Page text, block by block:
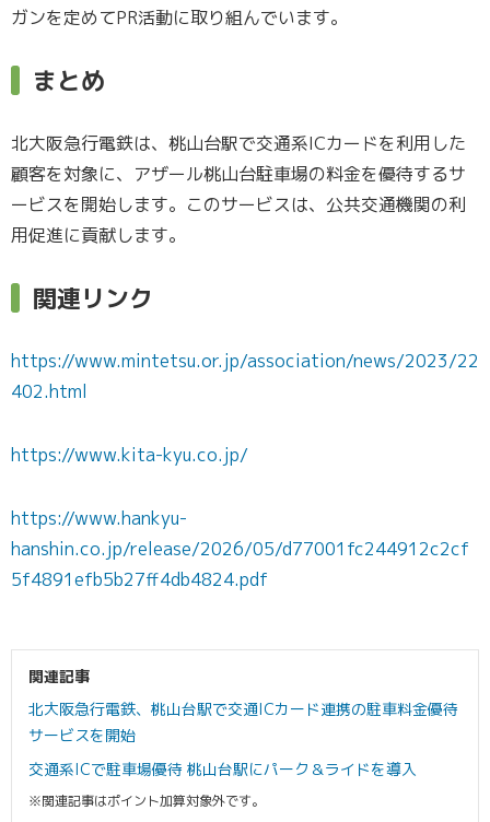
ガンを定めてPR活動に取り組んでいます。
まとめ
北大阪急行電鉄は、桃山台駅で交通系ICカードを利用した
顧客を対象に、アザール桃山台駐車場の料金を優待するサ
ービスを開始します。このサービスは、公共交通機関の利
用促進に貢献します。
関連リンク
https://www.mintetsu.or.jp/association/news/2023/22
402.html
https://www.kita-kyu.co.jp/
https://www.hankyu-
hanshin.co.jp/release/2026/05/d77001fc244912c2cf
5f4891efb5b27ff4db4824.pdf
関連記事
北大阪急行電鉄、桃山台駅で交通ICカード連携の駐車料金優待
サービスを開始
交通系ICで駐車場優待 桃山台駅にパーク＆ライドを導入
※関連記事はポイント加算対象外です。